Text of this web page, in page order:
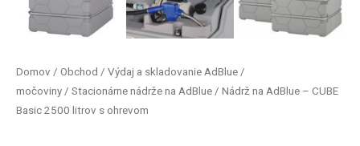
Domov / Obchod / Výdaj a skladovanie AdBlue /
močoviny / Stacionárne nádrže na AdBlue / Nádrž na AdBlue – CUBE
Basic 2500 litrov s ohrevom